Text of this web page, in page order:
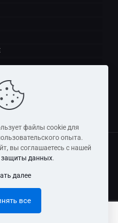
Fedorov (Thailand) Co., Ltd
файлы cookie для
опыта.
вы соглашаетесь с нашей
защиты данных.
далее
все